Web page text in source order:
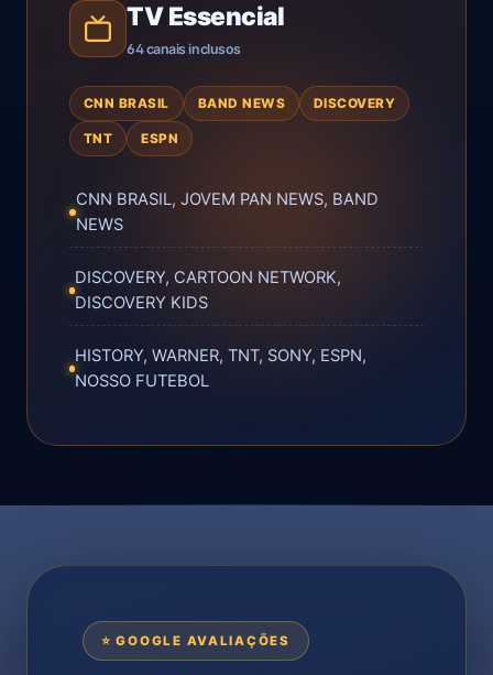
TV Essencial
64 canais inclusos
CNN BRASIL BAND NEWS DISCOVERY
TNT ESPN
CNN BRASIL, JOVEM PAN NEWS, BAND
NEWS
DISCOVERY, CARTOON NETWORK,
DISCOVERY KIDS
HISTORY, WARNER, TNT, SONY, ESPN,
NOSSO FUTEBOL
⭐ GOOGLE AVALIAÇÕES